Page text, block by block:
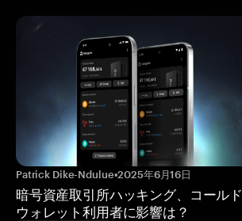
Patrick Dike-Ndulue•2025年6月16日
暗号資産取引所ハッキング、コールド
ウォレット利用者に影響は？